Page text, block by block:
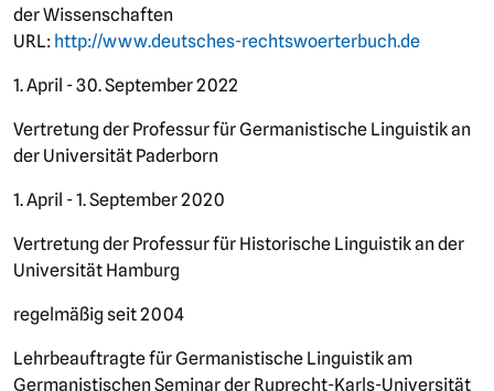
der Wissenschaften
URL: http://www.deutsches-rechtswoerterbuch.de
1. April - 30. September 2022
Vertretung der Professur für Germanistische Linguistik an
der Universität Paderborn
1. April - 1. September 2020
Vertretung der Professur für Historische Linguistik an der
Universität Hamburg
regelmäßig seit 2004
Lehrbeauftragte für Germanistische Linguistik am
Germanistischen Seminar der Ruprecht-Karls-Universität